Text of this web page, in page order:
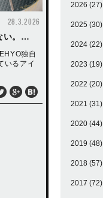
28.3.2026
い。…
独自
いるアイ
2026 (27)
2025 (30)
2024 (22)
2023 (19)
2022 (20)
2021 (31)
2020 (44)
2019 (48)
2018 (57)
2017 (72)